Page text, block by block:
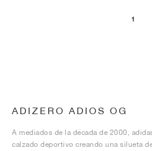
1
ADIZERO ADIOS OG
A mediados de la década de 2000,
calzado deportivo creando una silueta